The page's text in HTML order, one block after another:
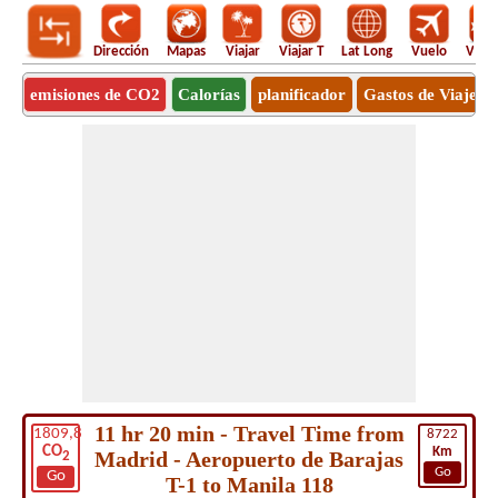
Dirección Mapas Viajar Viajar T Lat Long Vuelo
emisiones de CO2 Calorías planificador Gastos de Viaje
1809,8
CO2
Go
8722
Km
Go
11 hr 20 min - Travel Time from
Madrid - Aeropuerto de Barajas
T-1 to Manila 118